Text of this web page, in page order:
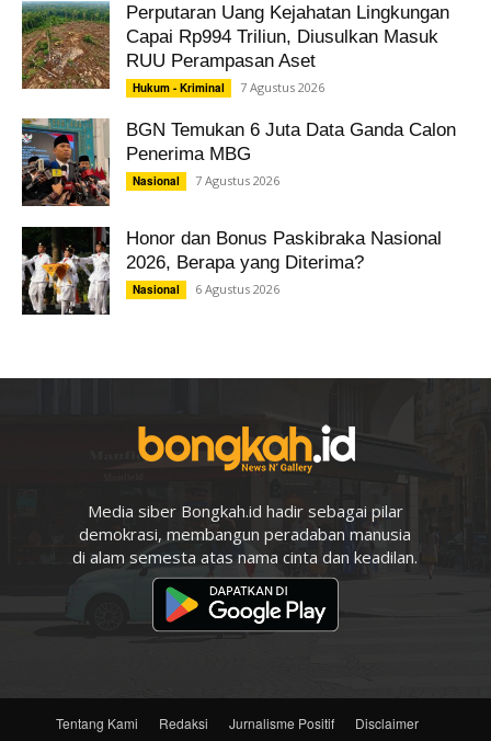
Perputaran Uang Kejahatan Lingkungan
Capai Rp994 Triliun, Diusulkan Masuk
RUU Perampasan Aset
Hukum - Kriminal 7 Agustus 2026
BGN Temukan 6 Juta Data Ganda Calon
Penerima MBG
Nasional 7 Agustus 2026
Honor dan Bonus Paskibraka Nasional
2026, Berapa yang Diterima?
Nasional 6 Agustus 2026
Media siber Bongkah.id hadir sebagai pilar
demokrasi, membangun peradaban manusia
di alam semesta atas nama cinta dan keadilan.
Tentang Kami Redaksi Jurnalisme Positif
Disclaimer